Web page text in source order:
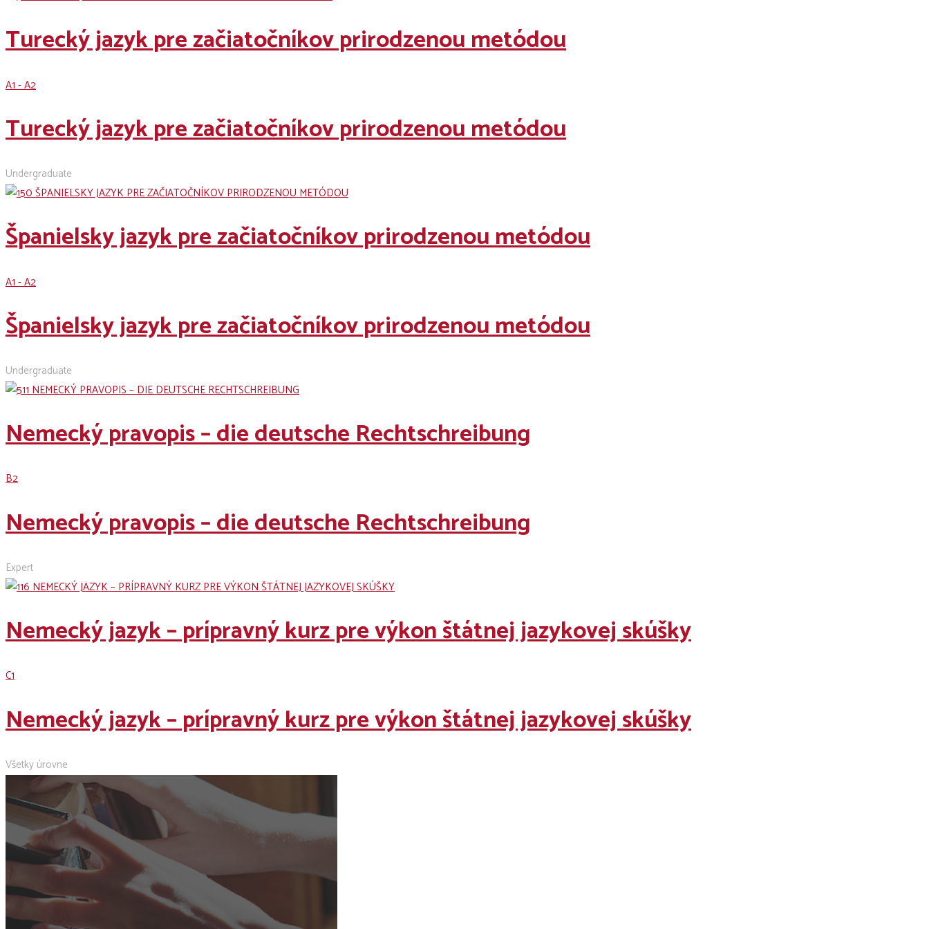
Turecký jazyk pre začiatočníkov prirodzenou metódou
A1 - A2
Turecký jazyk pre začiatočníkov prirodzenou metódou
Undergraduate
Španielsky jazyk pre začiatočníkov prirodzenou metódou
A1 - A2
Španielsky jazyk pre začiatočníkov prirodzenou metódou
Undergraduate
Nemecký pravopis – die deutsche Rechtschreibung
B2
Nemecký pravopis – die deutsche Rechtschreibung
Expert
Nemecký jazyk – prípravný kurz pre výkon štátnej jazykovej skúšky
C1
Nemecký jazyk – prípravný kurz pre výkon štátnej jazykovej skúšky
Všetky úrovne